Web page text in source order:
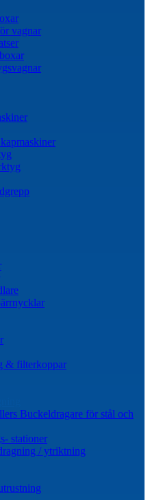
vagnar
& filterkoppar
Buckeldragare för stål och
stationer
/ ytriktning